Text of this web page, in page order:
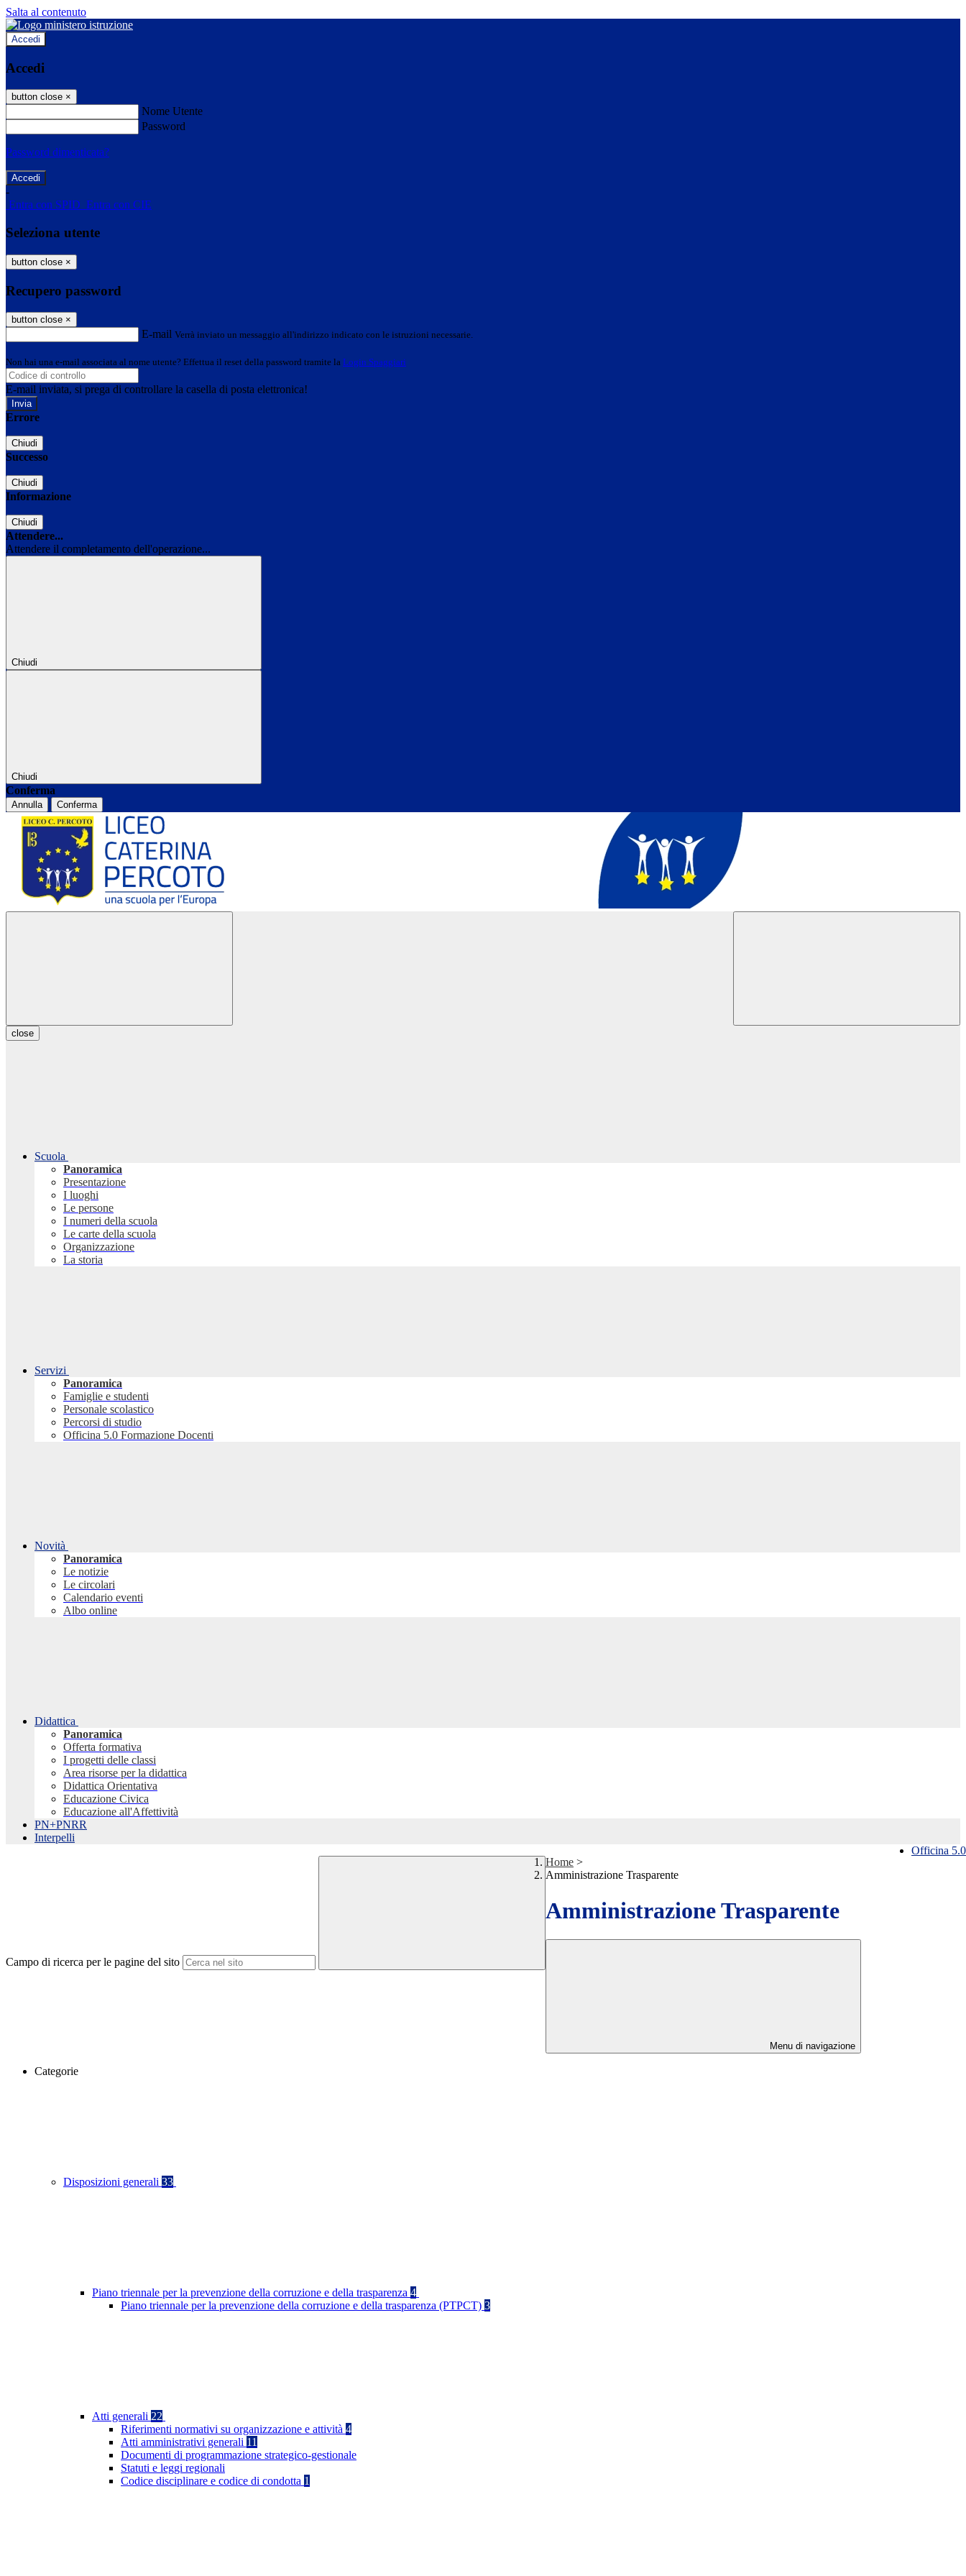
Salta al contenuto
Accedi
Accedi
button close ×
Nome Utente
Password
Password dimenticata?
-
Entra con SPID Entra con CIE
Seleziona utente
button close ×
Recupero password
button close ×
E-mail Verrà inviato un messaggio all'indirizzo indicato con le istruzioni necessarie.
Non hai una e-mail associata al nome utente? Effettua il reset della password tramite la Login Spaggiari
E-mail inviata, si prega di controllare la casella di posta elettronica!
Errore
Chiudi
Successo
Chiudi
Informazione
Chiudi
Attendere...
Attendere il completamento dell'operazione...
Chiudi
Chiudi
Conferma
Annulla Conferma
close
Scuola
Panoramica
Presentazione
I luoghi
Le persone
I numeri della scuola
Le carte della scuola
Organizzazione
La storia
Servizi
Panoramica
Famiglie e studenti
Personale scolastico
Percorsi di studio
Officina 5.0 Formazione Docenti
Novità
Panoramica
Le notizie
Le circolari
Calendario eventi
Albo online
Didattica
Panoramica
Offerta formativa
I progetti delle classi
Area risorse per la didattica
Didattica Orientativa
Educazione Civica
Educazione all'Affettività
PN+PNRR
Interpelli
Officina 5.0
Campo di ricerca per le pagine del sito
Home >
Amministrazione Trasparente
Amministrazione Trasparente
Menu di navigazione
Categorie
Disposizioni generali 33
Piano triennale per la prevenzione della corruzione e della trasparenza 4
Piano triennale per la prevenzione della corruzione e della trasparenza (PTPCT) 3
Atti generali 22
Riferimenti normativi su organizzazione e attività 4
Atti amministrativi generali 11
Documenti di programmazione strategico-gestionale
Statuti e leggi regionali
Codice disciplinare e codice di condotta 1